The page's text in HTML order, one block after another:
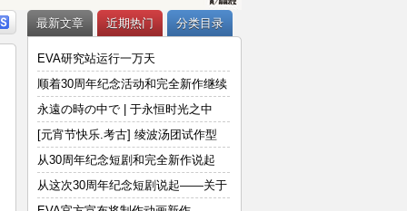
最新文章 近期热门 分类目录
EVA研究站运行一万天
顺着30周年纪念活动和完全新作继续
说
永遠の時の中で | 于永恒时光之中
[元宵节快乐.考古] 绫波汤团试作型
从30周年纪念短剧和完全新作说起
—
从这次30周年纪念短剧说起——关于